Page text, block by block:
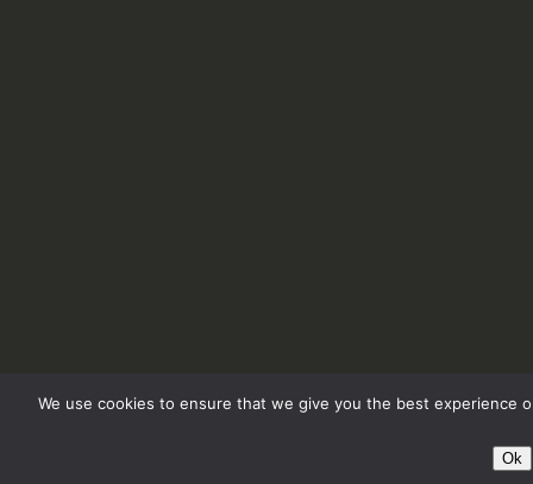
We use cookies to ensure that we give you the best experience
Ok